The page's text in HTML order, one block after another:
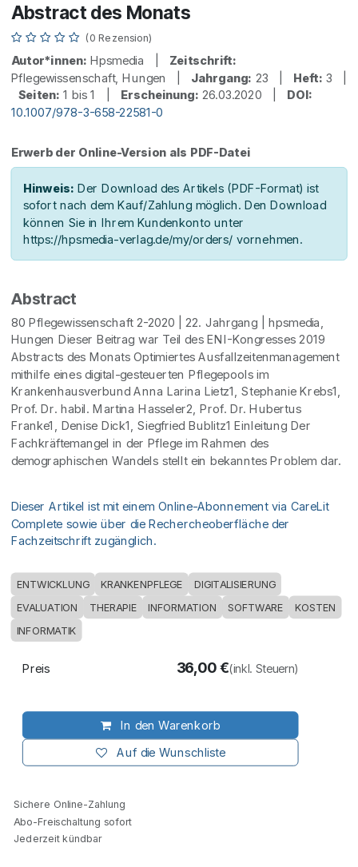
Abstract des Monats
(0 Rezension)
Autor*innen: Hpsmedia | Zeitschrift:
Pflegewissenschaft, Hungen | Jahrgang: 23 | Heft: 3 |
Seiten: 1 bis 1 | Erscheinung: 26.03.2020 | DOI:
10.1007/978-3-658-22581-0
Erwerb der Online-Version als PDF-Datei
Hinweis: Der Download des Artikels (PDF-Format) ist
sofort nach dem Kauf/Zahlung möglich. Den Download
können Sie in Ihrem Kundenkonto unter
https://hpsmedia-verlag.de/my/orders/ vornehmen.
Abstract
80 Pflegewissenschaft 2-2020 | 22. Jahrgang | hpsmedia,
Hungen Dieser Beitrag war Teil des ENI-Kongresses 2019
Abstracts des Monats Optimiertes Ausfallzeitenmanagement
mithilfe eines digital-gesteuerten Pflegepools im
Krankenhausverbund Anna Larina Lietz1, Stephanie Krebs1,
Prof. Dr. habil. Martina Hasseler2, Prof. Dr. Hubertus
Franke1, Denise Dick1, Siegfried Bublitz1 Einleitung Der
Fachkräftemangel in der Pflege im Rahmen des
demographischen Wandels stellt ein bekanntes Problem dar.
Dieser Artikel ist mit einem Online-Abonnement via CareLit
Complete sowie über die Rechercheoberfläche der
Fachzeitschrift zugänglich.
ENTWICKLUNG KRANKENPFLEGE
DIGITALISIERUNG
EVALUATION
THERAPIE INFORMATION SOFTWARE KOSTEN
INFORMATIK
In den Warenkorb
Auf die Wunschliste
Preis 36,00€(inkl. Steuern)
Sichere Online-Zahlung
Abo-Freischaltung sofort
Jederzeit kündbar